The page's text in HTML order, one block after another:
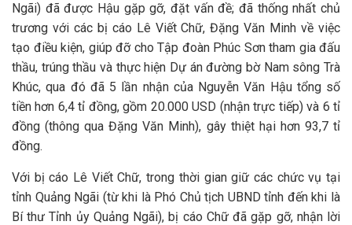
Ngãi) đã được Hậu gặp gỡ, đặt vấn đề; đã thống nhất chủ
trương với các bị cáo Lê Viết Chữ, Đặng Văn Minh về việc
tạo điều kiện, giúp đỡ cho Tập đoàn Phúc Sơn tham gia đấu
thầu, trúng thầu và thực hiện Dự án đường bờ Nam sông Trà
Khúc, qua đó đã 5 lần nhận của Nguyễn Văn Hậu tổng số
tiền hơn 6,4 tỉ đồng, gồm 20.000 USD (nhận trực tiếp) và 6 tỉ
đồng (thông qua Đặng Văn Minh), gây thiệt hại hơn 93,7 tỉ
đồng.
Với bị cáo Lê Viết Chữ, trong thời gian giữ các chức vụ tại
tỉnh Quảng Ngãi (từ khi là Phó Chủ tịch UBND tỉnh đến khi là
Bí thư Tỉnh ủy Quảng Ngãi), bị cáo Chữ đã gặp gỡ, nhận lời